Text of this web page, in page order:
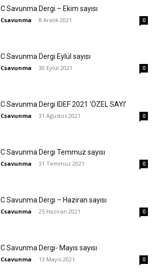
C Savunma Dergi – Ekim sayısı
Csavunma - 8 Aralık 2021 0
C Savunma Dergi Eylül sayısı
Csavunma - 30 Eylül 2021 0
C Savunma Dergi IDEF 2021 ‘ÖZEL SAYI’
Csavunma - 31 Ağustos 2021 0
C Savunma Dergi Temmuz sayısı
Csavunma - 31 Temmuz 2021 0
C Savunma Dergi – Haziran sayısı
Csavunma - 25 Haziran 2021 0
C Savunma Dergi- Mayıs sayısı
Csavunma - 13 Mayıs 2021 0